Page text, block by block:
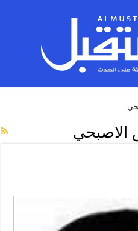
الاصبحي